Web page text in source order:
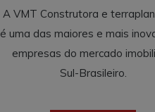
A VMT Construtora e
é uma das maiores e mais
empresas do mercado
Sul-Brasileiro.